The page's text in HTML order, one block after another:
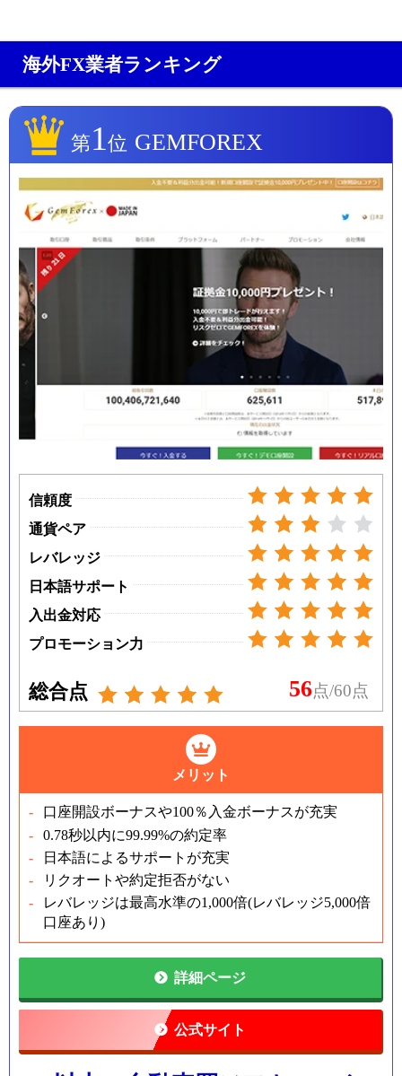
海外FX業者ランキング
第1位 GEMFOREX
信頼度
通貨ペア
レバレッジ
日本語サポート
入出金対応
プロモーション力
総合点 56点/60点
メリット
口座開設ボーナスや100％入金ボーナスが充実
0.78秒以内に99.99%の約定率
日本語によるサポートが充実
リクオートや約定拒否がない
レバレッジは最高水準の1,000倍(レバレッジ5,000倍
口座あり)
詳細ページ
公式サイト